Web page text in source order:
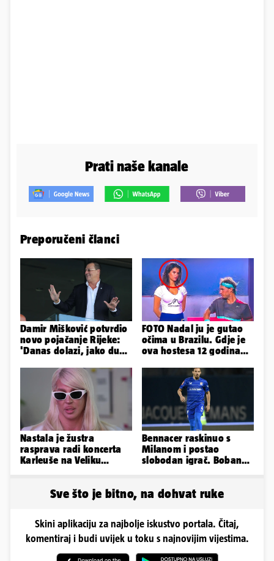
Prati naše kanale
Preporučeni članci
Damir Mišković potvrdio
novo pojačanje Rijeke:
'Danas dolazi, jako dugo
FOTO Nadal ju je gutao
očima u Brazilu. Gdje je
ova hostesa 12 godina
Nastala je žustra
rasprava radi koncerta
Karleuše na Veliku
Bennacer raskinuo s
Milanom i postao
slobodan igrač. Boban
Sve što je bitno, na dohvat ruke
Skini aplikaciju za najbolje iskustvo portala. Čitaj,
komentiraj i budi uvijek u toku s najnovijim vijestima.